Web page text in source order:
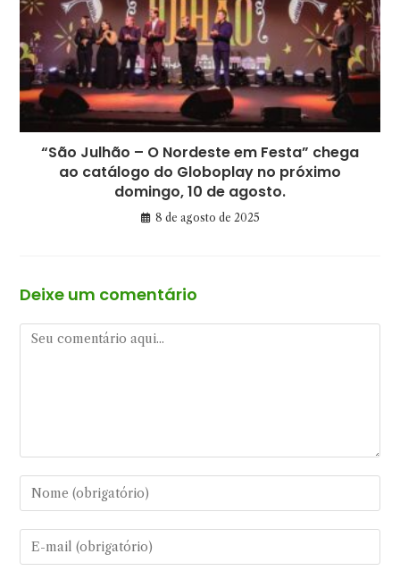
“São Julhão – O Nordeste em Festa” chega
ao catálogo do Globoplay no próximo
domingo, 10 de agosto.
8 de agosto de 2025
Deixe um comentário
Comentário
Digite
seu
nome
ou
Digite
seu